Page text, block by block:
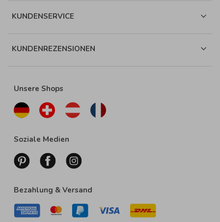
KUNDENSERVICE
KUNDENREZENSIONEN
Unsere Shops
Soziale Medien
Bezahlung & Versand